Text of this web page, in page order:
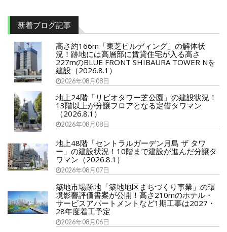
新着ブログ記事
高さ約166m「東芝ビルディング」の解体状
況！跡地には高層部に賃貸住宅が入る高さ
227mのBLUE FRONT SHIBAURA TOWER Nを
建設（2026.8.1）
2026年08月08日
地上24階「リビオタワー芝公園」の建設状況！
13階以上が分譲フロアとなる定借タワマン
（2026.8.1）
2026年08月08日
地上48階「セントラルガーデン月島 ザ タワ
ー」の建設状況！10階まで建設が進んだ分譲タ
ワマン（2026.8.1）
2026年08月07日
築地市場跡地「築地地区まちづくり事業」の環
境影響評価書案が公開！高さ210mのホテル・
サービスアパートメントなど1期工事は2027・
28年度着工予定
2026年08月06日